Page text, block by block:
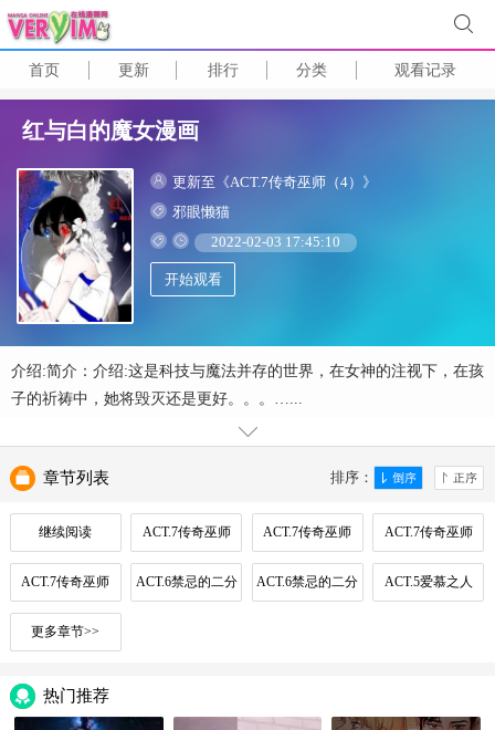
首页 更新 排行 分类 观看记录
红与白的魔女漫画
更新至《ACT.7传奇巫师（4）》
邪眼懒猫
2022-02-03 17:45:10
开始观看
介绍:简介：介绍:这是科技与魔法并存的世界，在女神的注视下，在孩
子的祈祷中，她将毁灭还是更好。。。…...
排序：
章节列表
继续阅读 ACT.7传奇巫师
（4）
ACT.7传奇巫师
（3）
ACT.7传奇巫师
（2）
ACT.7传奇巫师
ACT.6禁忌的二分 ACT.6禁忌的二分 ACT.5爱慕之人
更多章节>>
热门推荐